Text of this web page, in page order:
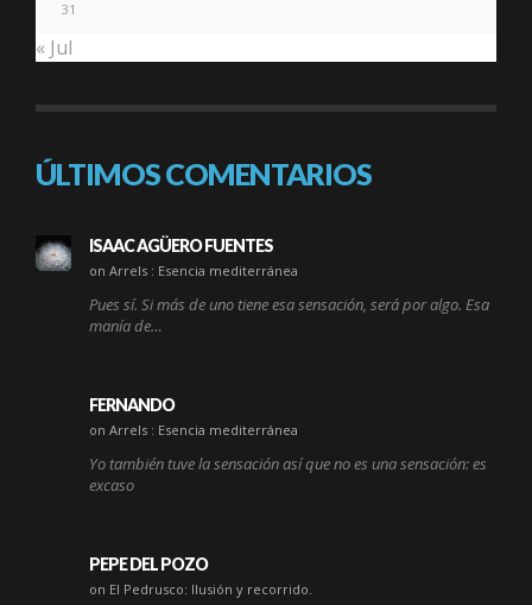
31
« Jul
ÚLTIMOS COMENTARIOS
ISAAC AGÜERO FUENTES
on Arrels : Esencia mediterránea
Pues sí. Si más de uno tiene esa sensación, será por algo. Esa
manía de…
FERNANDO
on Arrels : Esencia mediterránea
Yo también tuve la sensación así que no es una sensación: es
excaso
PEPE DEL POZO
on El Pedrusco: Ilusión y recorrido.